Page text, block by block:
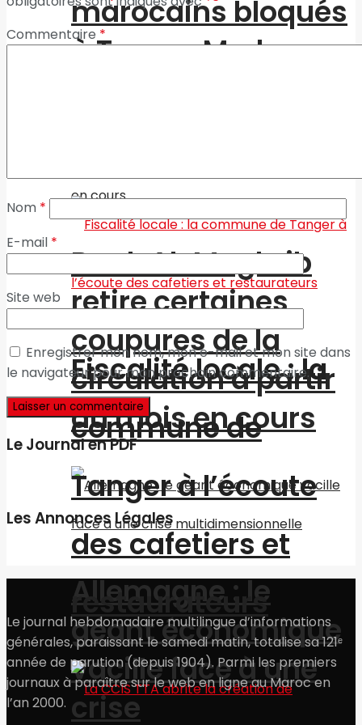
marocains bloqués
à Tanger Med
Bank Al-Maghrib
retire certaines
coupures de la
circulation à partir
du mois en cours
Allemagne : le
géant économique
vacille face à une
crise
Fiscalité locale : la
commune de
Tanger à l’écoute
des cafetiers et
restaurateurs
Commentaire *
Nom *
E-mail *
Site web
Enregistrer mon nom, mon e-mail et mon site dans
le navigateur pour mon prochain commentaire.
Le Journal en PDF
Les Annonces Légales
Le journal hebdomadaire multilingue d’informations
générales, paraissant le samedi matin, totalise sa 121ᵉ
année de parution (depuis 1904). Parmi les premiers
journaux à paraître sur le web en ligne au Maroc en
l’an 2000.